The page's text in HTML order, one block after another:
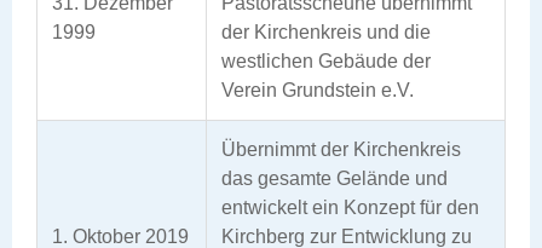
1999
der Kirchenkreis und die
westlichen Gebäude der
Verein Grundstein e.V.
1. Oktober 2019
Übernimmt der Kirchenkreis
das gesamte Gelände und
entwickelt ein Konzept für den
Kirchberg zur Entwicklung zu